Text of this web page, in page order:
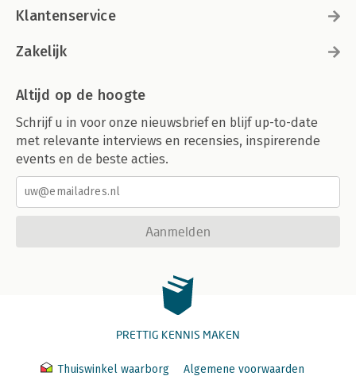
Klantenservice
Zakelijk
Altijd op de hoogte
Schrijf u in voor onze nieuwsbrief en blijf up-to-date
met relevante interviews en recensies, inspirerende
events en de beste acties.
Aanmelden
PRETTIG KENNIS MAKEN
Thuiswinkel waarborg Algemene voorwaarden